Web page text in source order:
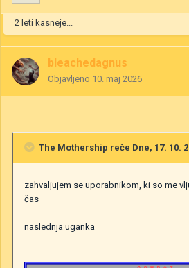
2 leti kasneje...
bleachedagnus
Objavljeno 10. maj 2026
The Mothership reče Dne, 17. 10.
zahvaljujem se uporabnikom, ki so me
čas
naslednja uganka